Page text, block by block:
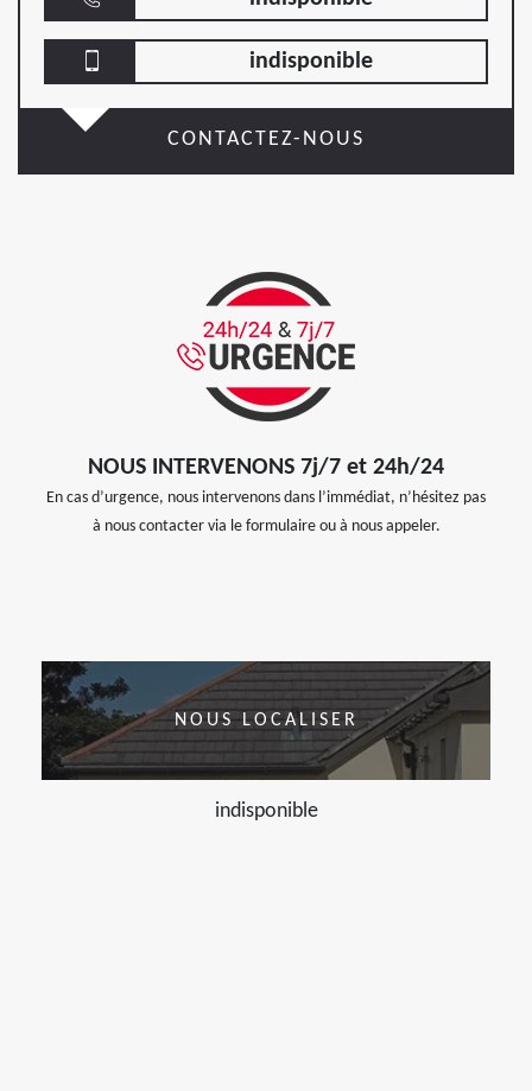
indisponible
CONTACTEZ-NOUS
NOUS INTERVENONS 7j/7 et 24h/24
En cas d’urgence, nous intervenons dans l’immédiat, n’hésitez pas
à nous contacter via le formulaire ou à nous appeler.
NOUS LOCALISER
indisponible